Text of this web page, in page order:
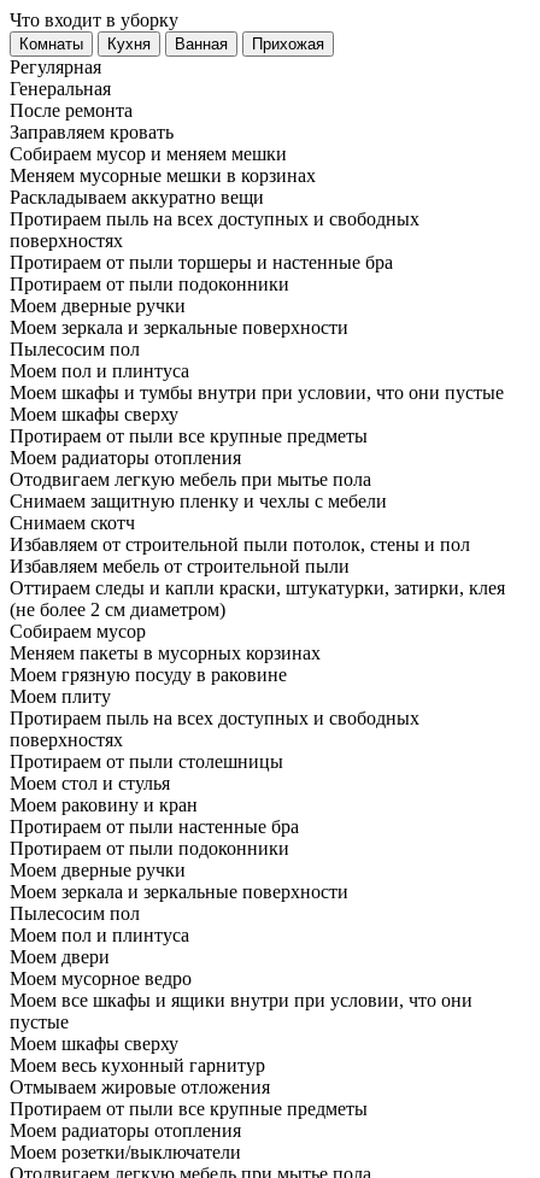
Что входит в уборку
Регу­лярная
Гене­ральная
После ремонта
Заправляем кровать
Собираем мусор и меняем мешки
Меняем мусорные мешки в корзинах
Раскладываем аккуратно вещи
Протираем пыль на всех доступных и свободных
поверхностях
Протираем от пыли торшеры и настенные бра
Протираем от пыли подоконники
Моем дверные ручки
Моем зеркала и зеркальные поверхности
Пылесосим пол
Моем пол и плинтуса
Моем шкафы и тумбы внутри при условии, что они пустые
Моем шкафы сверху
Протираем от пыли все крупные предметы
Моем радиаторы отопления
Отодвигаем легкую мебель при мытье пола
Снимаем защитную пленку и чехлы с мебели
Снимаем скотч
Избавляем от строительной пыли потолок, стены и пол
Избавляем мебель от строительной пыли
Оттираем следы и капли краски, штукатурки, затирки, клея
(не более 2 см диаметром)
Собираем мусор
Меняем пакеты в мусорных корзинах
Моем грязную посуду в раковине
Моем плиту
Протираем пыль на всех доступных и свободных
поверхностях
Протираем от пыли столешницы
Моем стол и стулья
Моем раковину и кран
Протираем от пыли настенные бра
Протираем от пыли подоконники
Моем дверные ручки
Моем зеркала и зеркальные поверхности
Пылесосим пол
Моем пол и плинтуса
Моем двери
Моем мусорное ведро
Моем все шкафы и ящики внутри при условии, что они
пустые
Моем шкафы сверху
Моем весь кухонный гарнитур
Отмываем жировые отложения
Протираем от пыли все крупные предметы
Моем радиаторы отопления
Моем розетки/выключатели
Отодвигаем легкую мебель при мытье пола